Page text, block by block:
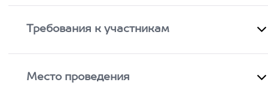
Требования к участникам
Место проведения